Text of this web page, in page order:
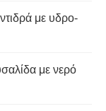
με υδρο-
με νερό